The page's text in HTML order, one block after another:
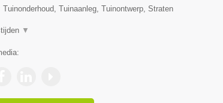
Tuinonderhoud, Tuinaanleg, Tuinontwerp, Straten
▼